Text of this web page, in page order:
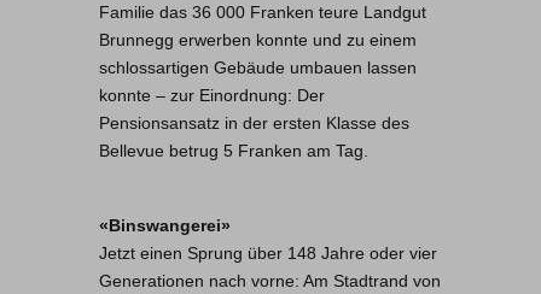
Familie das 36 000 Franken teure Landgut
Brunnegg erwerben konnte und zu einem
schlossartigen Gebäude umbauen lassen
konnte – zur Einordnung: Der
Pensionsansatz in der ersten Klasse des
Bellevue betrug 5 Franken am Tag.
«Binswangerei»
Jetzt einen Sprung über 148 Jahre oder vier
Generationen nach vorne: Am Stadtrand von